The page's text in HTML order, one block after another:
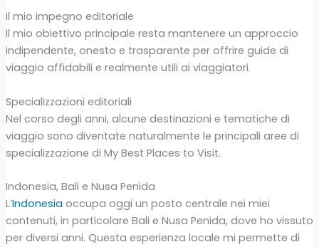
Il mio impegno editoriale
Il mio obiettivo principale resta mantenere un approccio
indipendente, onesto e trasparente per offrire guide di
viaggio affidabili e realmente utili ai viaggiatori.
Specializzazioni editoriali
Nel corso degli anni, alcune destinazioni e tematiche di
viaggio sono diventate naturalmente le principali aree di
specializzazione di My Best Places to Visit.
Indonesia, Bali e Nusa Penida
L’Indonesia occupa oggi un posto centrale nei miei
contenuti, in particolare Bali e Nusa Penida, dove ho vissuto
per diversi anni. Questa esperienza locale mi permette di